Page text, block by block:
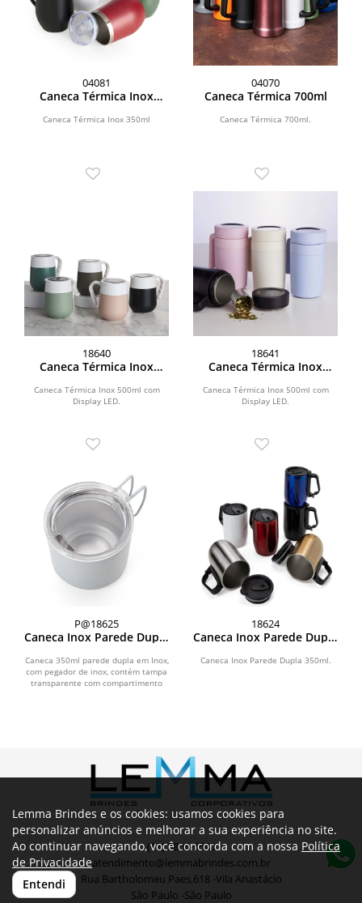
04081
Caneca Térmica Inox
Caneca Térmica Inox 350ml
04070
Caneca Térmica 700ml
Caneca Térmica 700ml.
18640
Caneca Térmica Inox
Caneca Térmica Inox 500ml com
Display LED.
18641
Caneca Térmica Inox
Caneca Térmica Inox 500ml com
Display LED.
P@18625
Caneca Inox Parede Dupla
Caneca 350ml parede dupla em Inox,
com pegador de inox, contém tampa
transparente com compartimento
18624
Caneca Inox Parede Dupla
Caneca Inox Parede Dupla 350ml.
(11) 3804-6540
atendimento@lemmabrindes.com.br
Rua Bartholomeu Paes,618 -Vila Anastácio
São Paulo -São Paulo
Lemma Brindes e os cookies: usamos cookies para
personalizar anúncios e melhorar a sua experiência no site.
Ao continuar navegando, você concorda com a nossa Política
de Privacidade
Entendi